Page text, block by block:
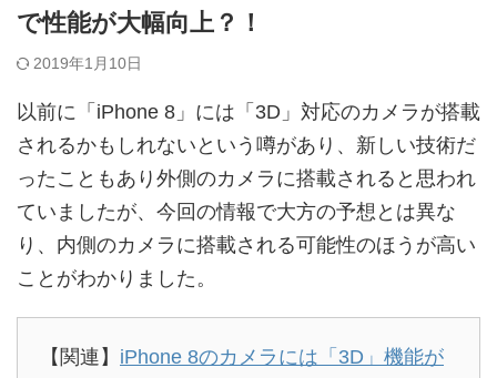
で性能が大幅向上？！
2019年1月10日
以前に「iPhone 8」には「3D」対応のカメラが搭載
されるかもしれないという噂があり、新しい技術だ
ったこともあり外側のカメラに搭載されると思われ
ていましたが、今回の情報で大方の予想とは異な
り、内側のカメラに搭載される可能性のほうが高い
ことがわかりました。
【関連】 iPhone 8のカメラには「3D」機能が